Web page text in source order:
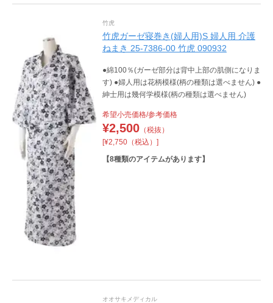
竹虎
竹虎ガーゼ寝巻き(婦人用)S 婦人用 介護
ねまき 25-7386-00 竹虎 090932
●綿100％(ガーゼ部分は背中上部の肌側になりま
す) ●婦人用は花柄模様(柄の種類は選べません) ●
紳士用は幾何学模様(柄の種類は選べません)
希望小売価格/参考価格
¥2,500（税抜）
[¥2,750（税込）]
【8種類のアイテムがあります】
オオサキメディカル